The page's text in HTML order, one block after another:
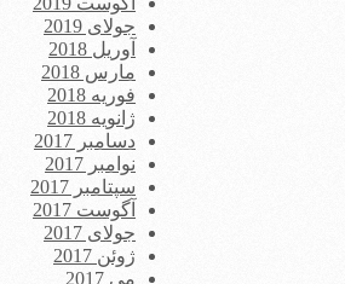
جولای 2019
آوریل 2018
مارس 2018
فوریه 2018
ژانویه 2018
دسامبر 2017
نوامبر 2017
سپتامبر 2017
آگوست 2017
جولای 2017
ژوئن 2017
می 2017